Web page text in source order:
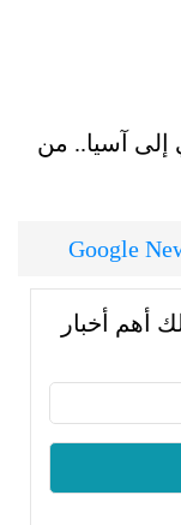
إلى آسيا.. من
أهم أخبار